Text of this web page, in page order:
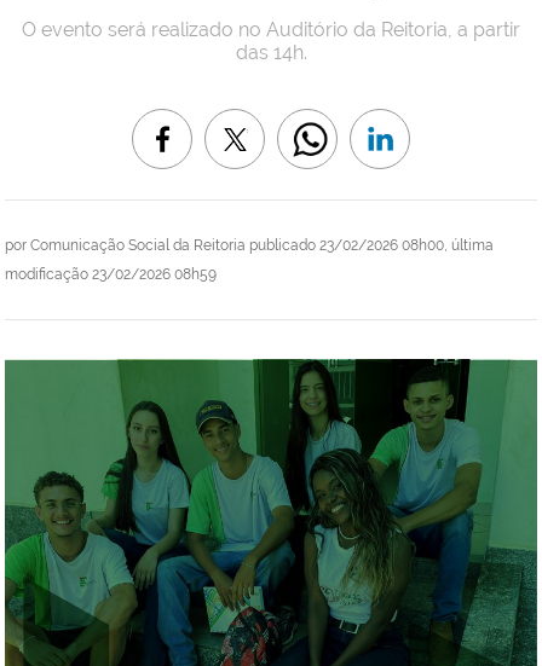
por Comunicação Social da Reitoria publicado 23/02/2026 08h00, última
modificação 23/02/2026 08h59
O evento será realizado no Auditório da Reitoria, a partir
das 14h.